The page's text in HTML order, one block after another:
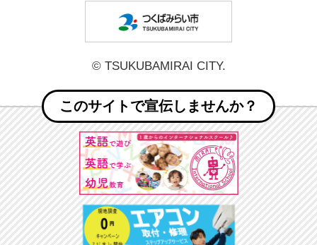
© TSUKUBAMIRAI CITY.
このサイトで宣伝しませんか？